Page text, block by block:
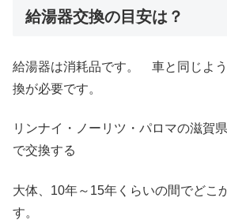
給湯器交換の目安は？
給湯器は消耗品です。 車と同じよ
換が必要です。
リンナイ・ノーリツ・パロマの滋賀
で交換する
大体、10年～15年くらいの間でどこ
す。